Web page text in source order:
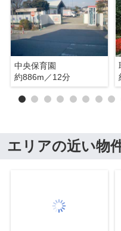
中央保育園
約886m／12分
エリアの近い物